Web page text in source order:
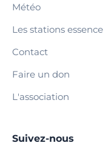
Météo
Les stations essence
Contact
Faire un don
L'association
Suivez-nous